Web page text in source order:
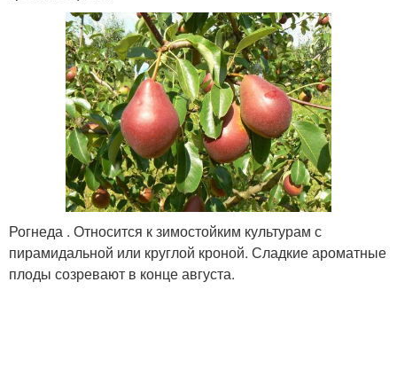
Рогнеда . Относится к зимостойким культурам с
пирамидальной или круглой кроной. Сладкие ароматные
плоды созревают в конце августа.